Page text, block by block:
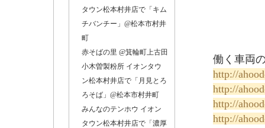
タウン松本村井店で「キム
チバンチー」@松本市村井
町
赤そばの里 @箕輪町上古田
小木曽製粉所 イオンタウ
ン松本村井店で「月見とろ
ろそば」@松本市村井町
みんなのテンホウ イオン
タウン松本村井店で「濃厚
働く車両
http://
http://
http://
http://